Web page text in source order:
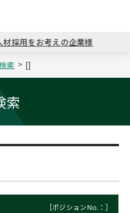
コンサ
キャリ
MBAの
日本か
パワー
材採用をお考えの企業様
索 []
索
［ポジションNo.：］